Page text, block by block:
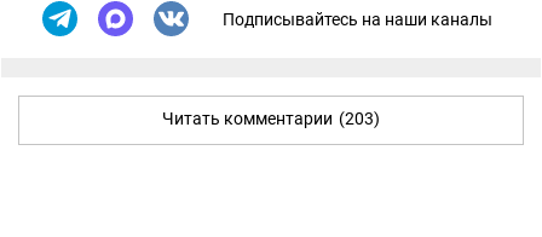
Подписывайтесь на наши каналы
Читать комментарии (203)